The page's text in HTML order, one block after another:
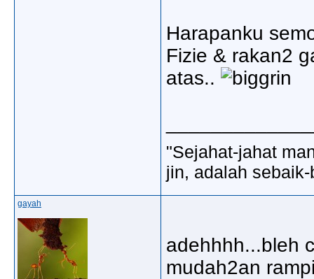
Harapanku
Fizie & rakan2
atas..
"Sejahat-jahat
jin, adalah
gayah
adehhhh...bleh
mudah2an